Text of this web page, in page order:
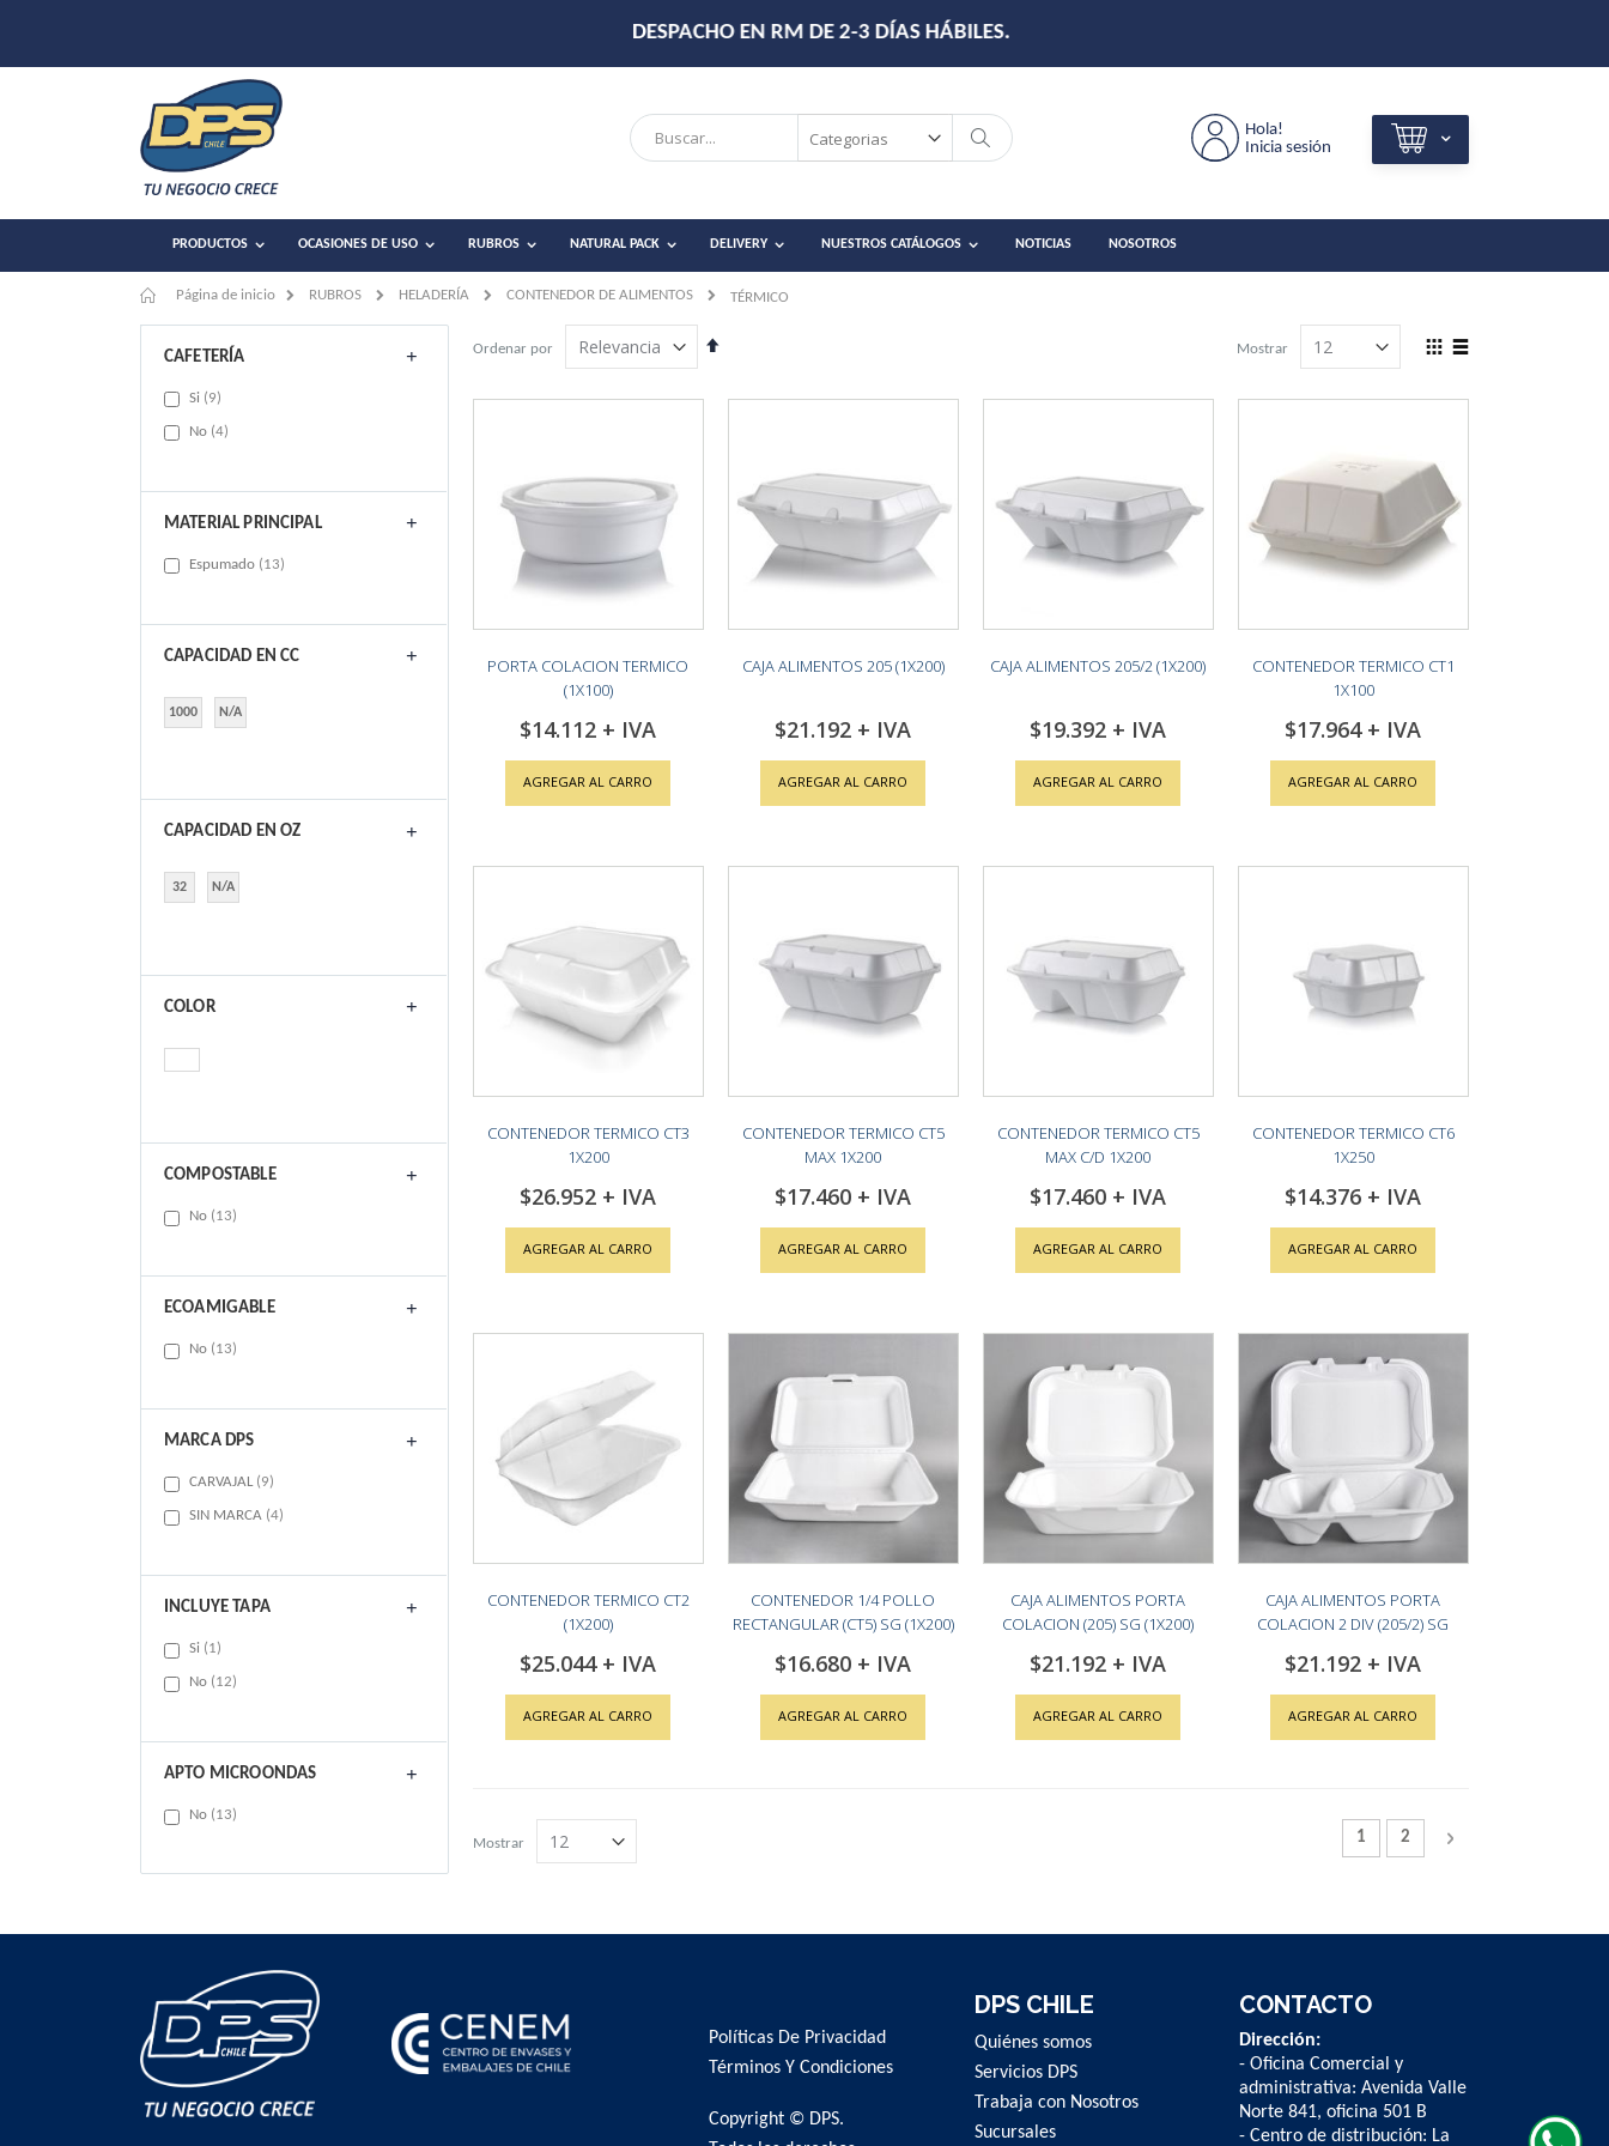
DESPACHO EN RM DE 2-3 DÍAS HÁBILES.
Search
Hola!
Inicia sesión
PRODUCTOS OCASIONES DE USO RUBROS NATURAL PACK DELIVERY NUESTROS CATÁLOGOS NOTICIAS NOSOTROS
Página de inicio RUBROS HELADERÍA CONTENEDOR DE ALIMENTOS TÉRMICO
Ordenar por
View
Mostrar
PORTA COLACION TERMICO
(1X100)
$14.112
AGREGAR AL CARRO
CAJA ALIMENTOS 205 (1X200)
$21.192
AGREGAR AL CARRO
CAJA ALIMENTOS 205/2 (1X200)
$19.392
AGREGAR AL CARRO
CONTENEDOR TERMICO CT1
1X100
$17.964
AGREGAR AL CARRO
CONTENEDOR TERMICO CT3
1X200
$26.952
AGREGAR AL CARRO
CONTENEDOR TERMICO CT5
MAX 1X200
$17.460
AGREGAR AL CARRO
CONTENEDOR TERMICO CT5
MAX C/D 1X200
$17.460
AGREGAR AL CARRO
CONTENEDOR TERMICO CT6
1X250
$14.376
AGREGAR AL CARRO
CONTENEDOR TERMICO CT2
(1X200)
$25.044
AGREGAR AL CARRO
CONTENEDOR 1/4 POLLO
RECTANGULAR (CT5) SG (1X200)
$16.680
AGREGAR AL CARRO
CAJA ALIMENTOS PORTA
COLACION (205) SG (1X200)
$21.192
AGREGAR AL CARRO
CAJA ALIMENTOS PORTA
COLACION 2 DIV (205/2) SG
$21.192
AGREGAR AL CARRO
Página
Actualmente estás leyendo la
1 Página
2 Página
Siguiente
Mostrar
CAFETERÍA
Si 9items
No 4items
MATERIAL PRINCIPAL
Espumado 13items
CAPACIDAD EN CC
1000 N/A
CAPACIDAD EN OZ
32 N/A
COLOR
COMPOSTABLE
No 13items
ECOAMIGABLE
No 13items
MARCA DPS
CARVAJAL 9items
SIN MARCA 4items
INCLUYE TAPA
Si 1item
No 12items
APTO MICROONDAS
No 13items
Políticas De Privacidad
Términos Y Condiciones
Copyright © DPS.
DPS CHILE
Quiénes somos
Servicios DPS
Trabaja con Nosotros
Sucursales
CONTACTO
Dirección:
- Oficina Comercial y
administrativa: Avenida Valle
Norte 841, oficina 501 B
- Centro de distribución: La